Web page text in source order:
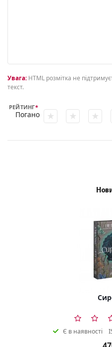
Увага: HTML розмітка не
текст.
РЕЙТИНГ
Погано
Є в наявності